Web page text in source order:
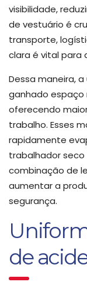
visibilidade,
de vestuário é
transporte,
clara é vital para
Dessa maneira,
ganhado espaço
oferecendo
trabalho. Esses
rapidamente
trabalhador
combinação de
aumentar a
segurança.
de